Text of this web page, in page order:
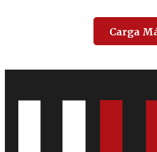
Carga